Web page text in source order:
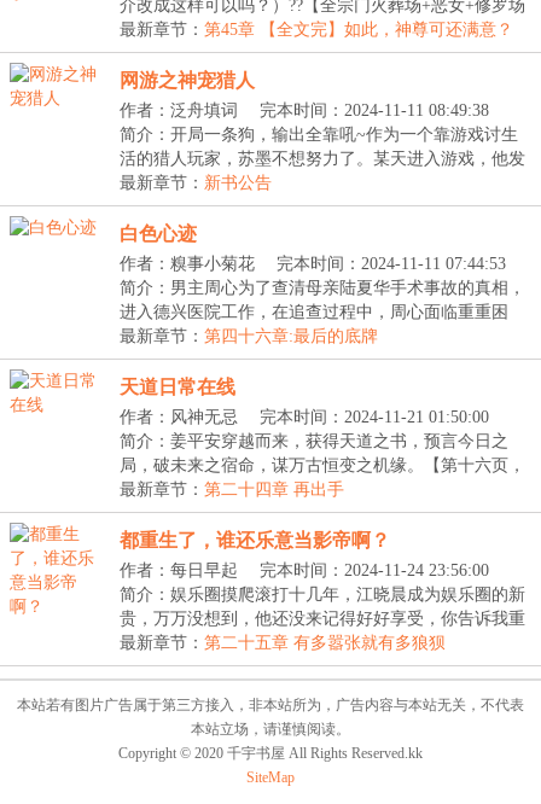
介改成这样可以吗？）??【全宗门火葬场+恶女+修罗场
+...
最新章节： 第45章 【全文完】如此，神尊可还满意？
网游之神宠猎人
作者：泛舟填词
完本时间：2024-11-11 08:49:38
简介：开局一条狗，输出全靠吼~作为一个靠游戏讨生
活的猎人玩家，苏墨不想努力了。某天进入游戏，他发
现...
最新章节： 新书公告
白色心迹
作者：糗事小菊花
完本时间：2024-11-11 07:44:53
简介：男主周心为了查清母亲陆夏华手术事故的真相，
进入德兴医院工作，在追查过程中，周心面临重重困
境，...
最新章节： 第四十六章:最后的底牌
天道日常在线
作者：风神无忌
完本时间：2024-11-21 01:50:00
简介：姜平安穿越而来，获得天道之书，预言今日之
局，破未来之宿命，谋万古恒变之机缘。【第十六页，
人间...
最新章节： 第二十四章 再出手
都重生了，谁还乐意当影帝啊？
作者：每日早起
完本时间：2024-11-24 23:56:00
简介：娱乐圈摸爬滚打十几年，江晓晨成为娱乐圈的新
贵，万万没想到，他还没来记得好好享受，你告诉我重
生...
最新章节： 第二十五章 有多嚣张就有多狼狈
本站若有图片广告属于第三方接入，非本站所为，广告内容与本站无关，不代表
本站立场，请谨慎阅读。
Copyright © 2020 千宇书屋 All Rights Reserved.kk
SiteMap